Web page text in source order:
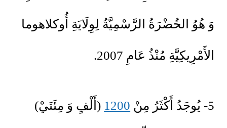
وَ هُوُ الخُضْرَةُ الرَّسْمِيَّةُ لِوِلَايَةِ أُوكلاهوما
الأَمْرِيكِيَّةِ مُنْذُ عَامِ 2007.
5- يُوجَدُ أَكْثَرُ مِنْ 1200 (أَلْفٍ وَ مِئَتَيْ)